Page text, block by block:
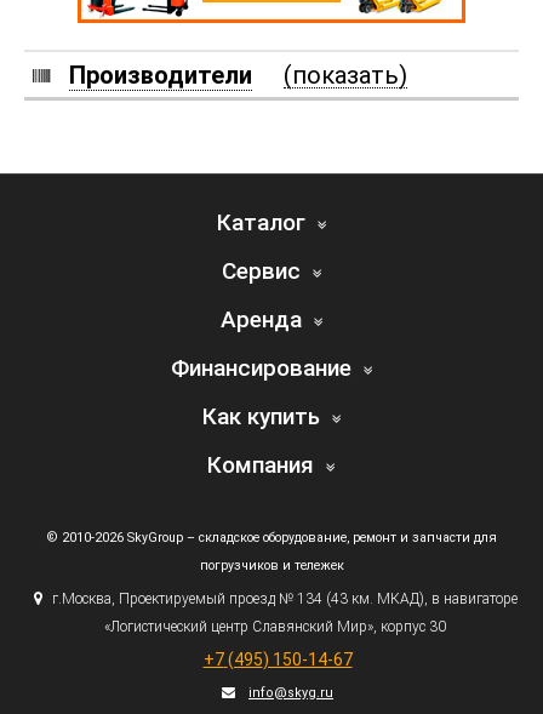
Производители (показать)
Каталог
Сервис
Аренда
Финансирование
Как купить
Компания
© 2010-2026 SkyGroup – складское оборудование, ремонт и запчасти для
погрузчиков и тележек
г.Москва, Проектируемый проезд № 134 (43км. МКАД), в навигаторе
«Логистический центр Славянский Мир», корпус 30
+7 (495) 150-14-67
info@skyg.ru